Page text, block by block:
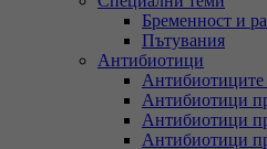
Бременност и
Пътувания
Антибиотици
Антибиотиците
Антибиотици
Антибиотици
Антибиотици